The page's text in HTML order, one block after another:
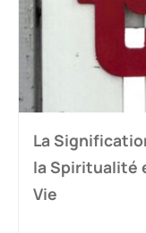
La
la Spiritualité
Vie